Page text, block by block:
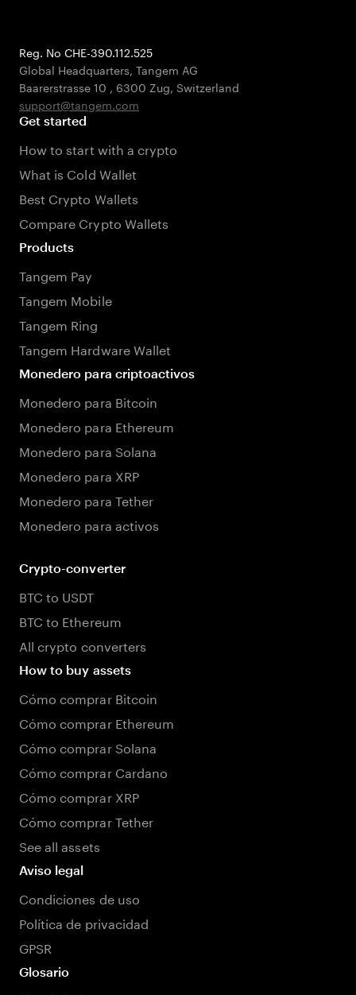
Reg. No CHE-390.112.525
Global Headquarters, Tangem AG
Baarerstrasse 10 , 6300 Zug, Switzerland
support@tangem.com
Get started
How to start with a crypto
What is Cold Wallet
Best Crypto Wallets
Compare Crypto Wallets
Products
Tangem Pay
Tangem Mobile
Tangem Ring
Tangem Hardware Wallet
Monedero para criptoactivos
Monedero para Bitcoin
Monedero para Ethereum
Monedero para Solana
Monedero para XRP
Monedero para Tether
Monedero para activos
Crypto-converter
BTC to USDT
BTC to Ethereum
All crypto converters
How to buy assets
Cómo comprar Bitcoin
Cómo comprar Ethereum
Cómo comprar Solana
Cómo comprar Cardano
Cómo comprar XRP
Cómo comprar Tether
See all assets
Aviso legal
Condiciones de uso
Política de privacidad
GPSR
Glosario